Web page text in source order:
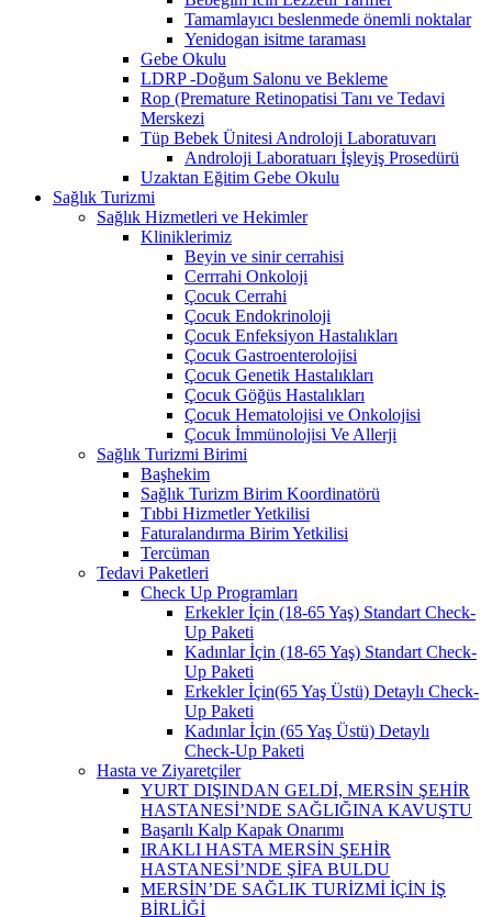
Tamamlayıcı beslenmede önemli noktalar
Yenidogan isitme taraması
Gebe Okulu
LDRP -Doğum Salonu ve Bekleme
Rop (Premature Retinopatisi Tanı ve Tedavi
Merskezi
Tüp Bebek Ünitesi Androloji Laboratuvarı
Androloji Laboratuarı İşleyiş Prosedürü
Uzaktan Eğitim Gebe Okulu
Sağlık Turizmi
Sağlık Hizmetleri ve Hekimler
Kliniklerimiz
Beyin ve sinir cerrahisi
Cerrrahi Onkoloji
Çocuk Cerrahi
Çocuk Endokrinoloji
Çocuk Enfeksiyon Hastalıkları
Çocuk Gastroenterolojisi
Çocuk Genetik Hastalıkları
Çocuk Göğüs Hastalıkları
Çocuk Hematolojisi ve Onkolojisi
Çocuk İmmünolojisi Ve Allerji
Sağlık Turizmi Birimi
Başhekim
Sağlık Turizm Birim Koordinatörü
Tıbbi Hizmetler Yetkilisi
Faturalandırma Birim Yetkilisi
Tercüman
Tedavi Paketleri
Check Up Programları
Erkekler İçin (18-65 Yaş) Standart Check-
Up Paketi
Kadınlar İçin (18-65 Yaş) Standart Check-
Up Paketi
Erkekler İçin(65 Yaş Üstü) Detaylı Check-
Up Paketi
Kadınlar İçin (65 Yaş Üstü) Detaylı
Check-Up Paketi
Hasta ve Ziyaretçiler
YURT DIŞINDAN GELDİ, MERSİN ŞEHİR
HASTANESİ’NDE SAĞLIĞINA KAVUŞTU
Başarılı Kalp Kapak Onarımı
IRAKLI HASTA MERSİN ŞEHİR
HASTANESİ’NDE ŞİFA BULDU
MERSİN’DE SAĞLIK TURİZMİ İÇİN İŞ
BİRLİĞİ